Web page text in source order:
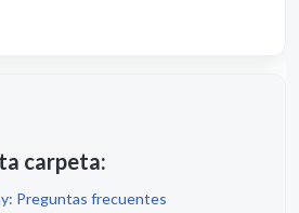
carpeta:
Preguntas frecuentes